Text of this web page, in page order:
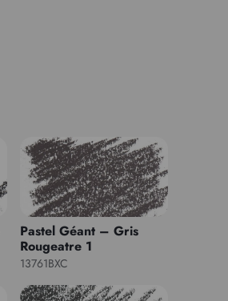
Pastel Géant – Gris
Rougeatre 1
13761BXC